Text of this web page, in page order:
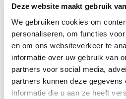
Deze website maakt gebruik
We gebruiken cookies om
personaliseren, om functies
en om ons websiteverkeer te
informatie over uw gebruik van
partners voor social media,
partners kunnen deze
informatie die u aan ze heeft
AVIA VOLT en
landelijke uitrol van
snellaadinfrastructuur
AVIA VOLT en Fletcher
van DC-snellaadinfrastructuur
Lees verder